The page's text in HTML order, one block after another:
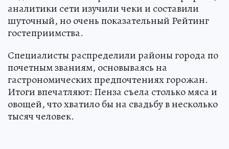
аналитики сети изучили чеки и составили
шуточный, но очень показательный Рейтинг
гостеприимства.
Специалисты распределили районы города по
почетным званиям, основываясь на
гастрономических предпочтениях горожан.
Итоги впечатляют: Пенза съела столько мяса и
овощей, что хватило бы на свадьбу в несколько
тысяч человек.